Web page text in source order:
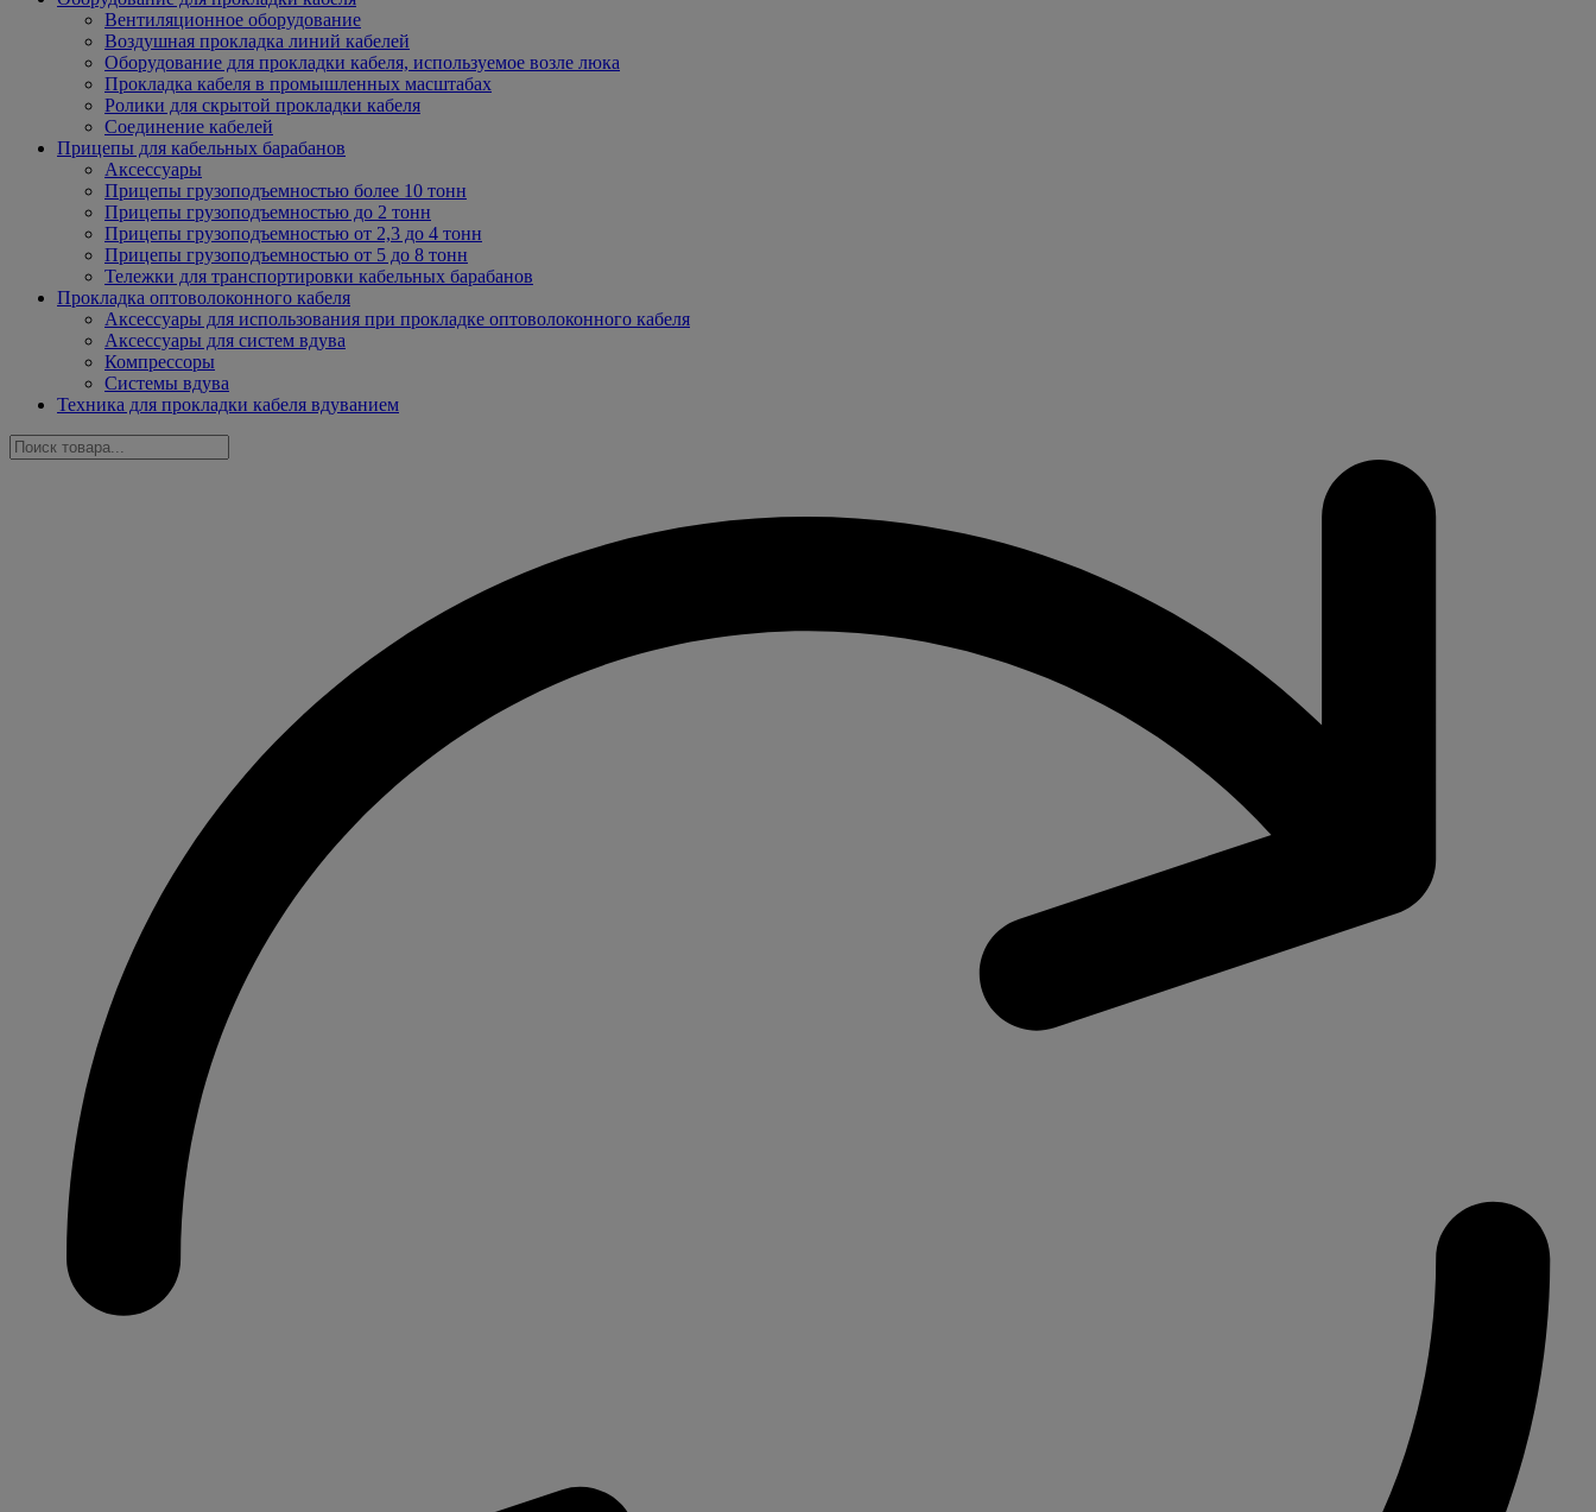
Вентиляционное оборудование
Воздушная прокладка линий кабелей
Оборудование для прокладки кабеля, используемое возле люка
Прокладка кабеля в промышленных масштабах
Ролики для скрытой прокладки кабеля
Соединение кабелей
Прицепы для кабельных барабанов
Аксессуары
Прицепы грузоподъемностью более 10 тонн
Прицепы грузоподъемностью до 2 тонн
Прицепы грузоподъемностью от 2,3 до 4 тонн
Прицепы грузоподъемностью от 5 до 8 тонн
Тележки для транспортировки кабельных барабанов
Прокладка оптоволоконного кабеля
Аксессуары для использования при прокладке оптоволоконного кабеля
Аксессуары для систем вдува
Компрессоры
Системы вдува
Техника для прокладки кабеля вдуванием